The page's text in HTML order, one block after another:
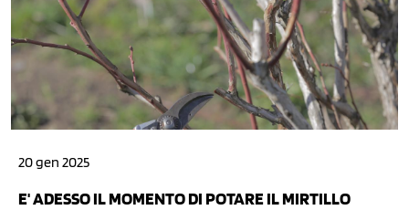
20 gen 2025
E' ADESSO IL MOMENTO DI POTARE IL MIRTILLO